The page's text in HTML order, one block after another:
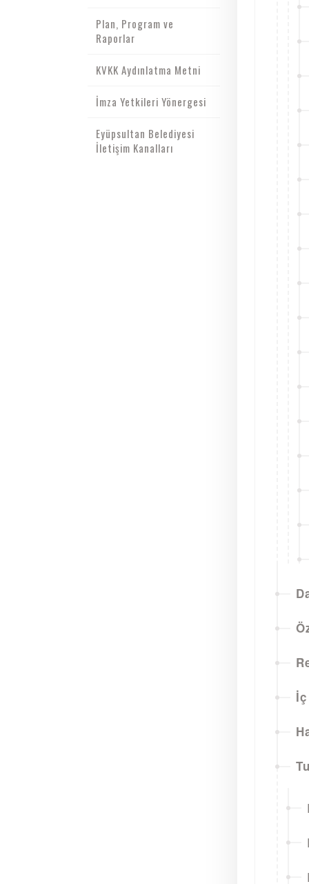
Plan, Program ve
Raporlar
KVKK Aydınlatma Metni
İmza Yetkileri Yönergesi
Eyüpsultan Belediyesi
İletişim Kanalları